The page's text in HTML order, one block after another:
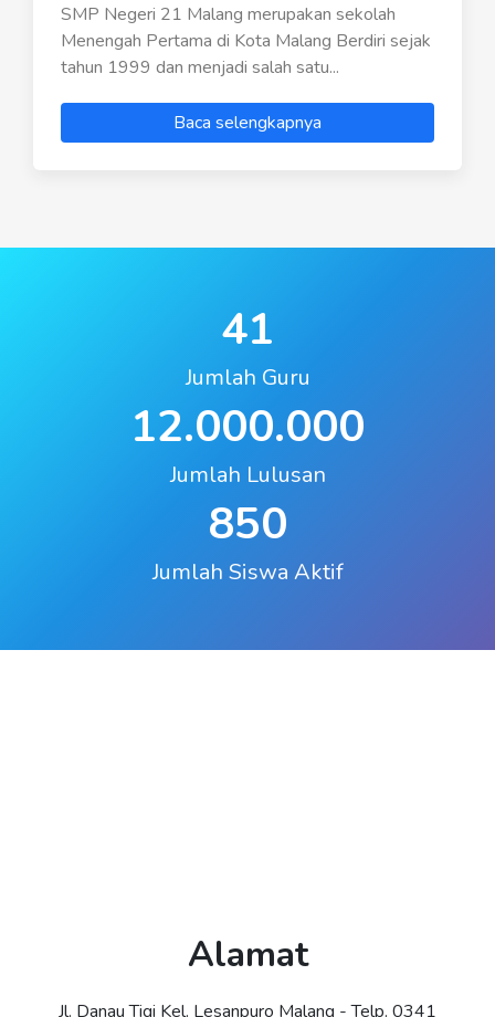
SMP Negeri 21 Malang merupakan sekolah
Menengah Pertama di Kota Malang Berdiri sejak
tahun 1999 dan menjadi salah satu...
Baca selengkapnya
41
Jumlah Guru
12.000.000
Jumlah Lulusan
850
Jumlah Siswa Aktif
Alamat
Jl. Danau Tigi Kel. Lesanpuro Malang - Telp. 0341